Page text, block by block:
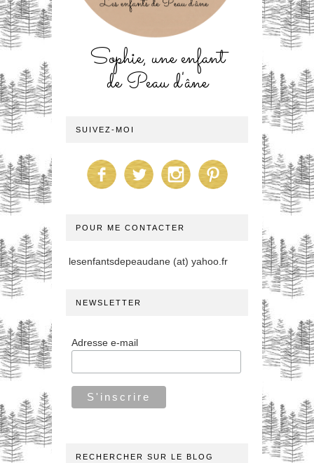
Sophie, une enfant
de Peau d'âne
SUIVEZ-MOI
POUR ME CONTACTER
lesenfantsdepeaudane (at) yahoo.fr
NEWSLETTER
Adresse e-mail
RECHERCHER SUR LE BLOG